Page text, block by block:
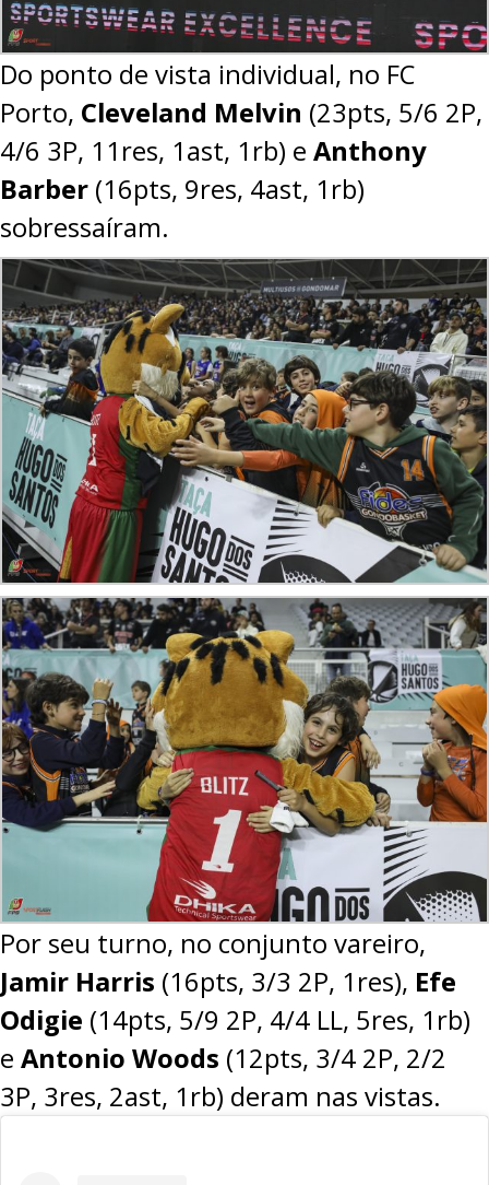
Do ponto de vista individual, no FC
Porto, Cleveland Melvin (23pts, 5/6 2P,
4/6 3P, 11res, 1ast, 1rb) e Anthony
Barber (16pts, 9res, 4ast, 1rb)
sobressaíram.
Por seu turno, no conjunto vareiro,
Jamir Harris (16pts, 3/3 2P, 1res), Efe
Odigie (14pts, 5/9 2P, 4/4 LL, 5res, 1rb)
e Antonio Woods (12pts, 3/4 2P, 2/2
3P, 3res, 2ast, 1rb) deram nas vistas.